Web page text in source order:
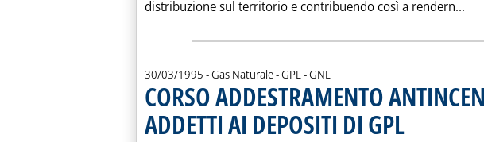
distribuzione sul territorio e contribuendo così a rendern...
30/03/1995 - Gas Naturale - GPL - GNL
CORSO ADDESTRAMENTO
ADDETTI AI DEPOSITI DI GPL